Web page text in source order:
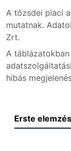
A tőzsdei piaci
mutatnak.
Zrt.
A
hibás
Erste